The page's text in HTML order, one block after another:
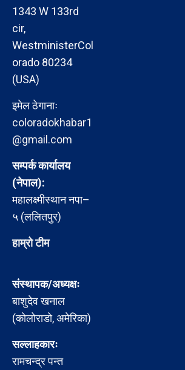
1343 W 133rd
cir,
WestministerCol
orado 80234
(USA)
इमेल ठेगानाः
coloradokhabar1
@gmail.com
सम्पर्क कार्यालय
(नेपाल):
महालक्ष्मीस्थान नपा–
५ (ललितपुर)
हाम्रो टीम
संस्थापक/अध्यक्षः
बाशुदेव खनाल
(कोलोराडो, अमेरिका)
सल्लाहकारः
रामचन्द्र पन्त